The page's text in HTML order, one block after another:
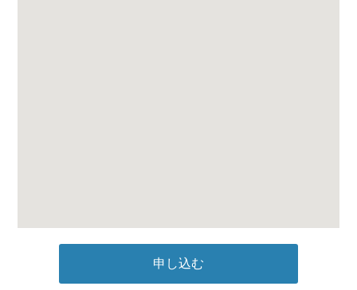
申し込む